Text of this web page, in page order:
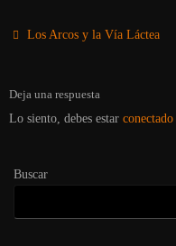
Los Arcos y la Vía Láctea
Deja una respuesta
Lo siento, debes estar conectado
Buscar